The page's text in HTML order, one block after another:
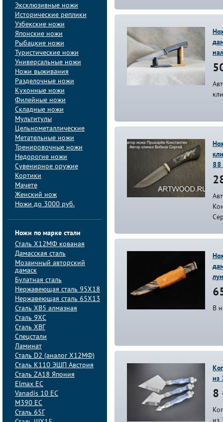
Эксклюзивные ножи
Исторические реплики
Узбекские ножи
Японские ножи
Рыбацкие ножи
Туристические ножи
Универсальные ножи
Ножи выживания
Разделочные ножи
Кухонные ножи
Филейные ножи
Складные ножи
Мультитулы
Цельнометаллические
Метательные ножи
Тренировочные ножи
Недорогие ножи
Сувенирное оружие
Кортики
Мачете
Женский нож
Ножи до 3000 руб.
Ножи по марке стали
Сталь Х12МФ кованая
Дамасская сталь
Мозаичный авторский
дамаск
Булатная сталь
Нержавеющая сталь 95Х18
Нержавеющая сталь 65Х13
Сталь ХВ5 алмазная
Сталь 9ХС
Сталь ХВГ
Спецстали
Ламинат
Сталь D2 (аналог Х12МФ)
Сталь K110 ЭШП Австрия
Сталь ZA18 Япония
Elmax ЕС
Vanadis 10 ЕС
M390 ЕС
Сталь 65Г
88
В
из
8